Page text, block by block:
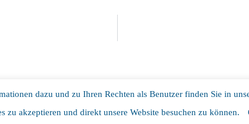
dazu und zu Ihren Rechten als Benutzer finden Sie in
zu akzeptieren und direkt unsere Website besuchen zu können.